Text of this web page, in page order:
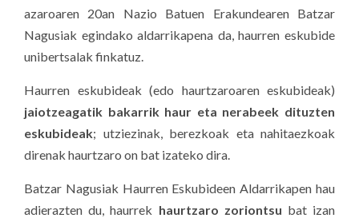
azaroaren 20an Nazio Batuen Erakundearen Batzar
Nagusiak egindako aldarrikapena da, haurren eskubide
unibertsalak finkatuz.
Haurren eskubideak (edo haurtzaroaren eskubideak)
jaiotzeagatik bakarrik haur eta nerabeek dituzten
eskubideak; utziezinak, berezkoak eta nahitaezkoak
direnak haurtzaro on bat izateko dira.
Batzar Nagusiak Haurren Eskubideen Aldarrikapen hau
adierazten du, haurrek haurtzaro zoriontsu bat izan